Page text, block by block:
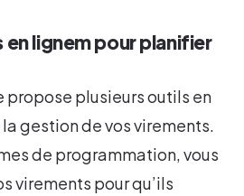
en lignem pour planifier
propose plusieurs outils en
gestion de vos virements.
de programmation, vous
virements pour qu’ils